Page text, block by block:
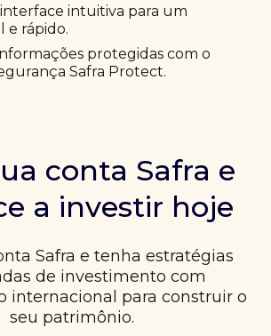
intuitiva para um
e rápido.
protegidas com o
Safra Protect.
conta Safra e
a investir hoje
Safra e tenha estratégias
de investimento com
internacional para construir o
seu patrimônio.